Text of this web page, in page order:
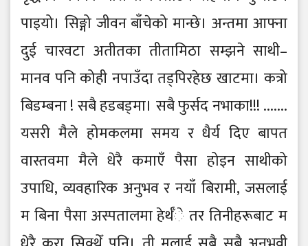
पाइयो। सिङ्गो जीवन बाँचेको मान्छे। अन्तमा आफ्ना
दुई चारवटा अतीतका तीतामिठा सम्झने साथी–
मानव पनि कोही नपाउँदा तड्पिरहेछ खाटमा। कत्रो
बिडम्बना ! सबै हडबड्मा। सबै फुर्सद नभाका!!! .......
यसरी मैले होमकलमा समय र धैर्य दिए बापत
वास्तवमा मैले धेरै कमाएँ पैसा होइन साथीको
उपाधि, व्यवहारिक अनुभव र नयाँ बिरामी, जसलाई
म बिना पैसा अस्पतालमा हेर्थँे तर तिनीहरूबाट म